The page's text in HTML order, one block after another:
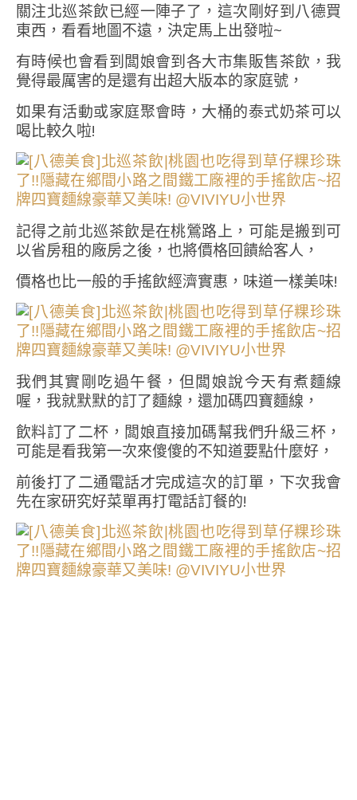
關注北巡茶飲已經一陣子了，這次剛好到八德買
東西，看看地圖不遠，決定馬上出發啦~
有時候也會看到闆娘會到各大市集販售茶飲，我
覺得最厲害的是還有出超大版本的家庭號，
如果有活動或家庭聚會時，大桶的泰式奶茶可以
喝比較久啦!
記得之前北巡茶飲是在桃鶯路上，可能是搬到可
以省房租的廠房之後，也將價格回饋給客人，
價格也比一般的手搖飲經濟實惠，味道一樣美味!
我們其實剛吃過午餐，但闆娘說今天有煮麵線
喔，我就默默的訂了麵線，還加碼四寶麵線，
飲料訂了二杯，闆娘直接加碼幫我們升級三杯，
可能是看我第一次來傻傻的不知道要點什麼好，
前後打了二通電話才完成這次的訂單，下次我會
先在家研究好菜單再打電話訂餐的!